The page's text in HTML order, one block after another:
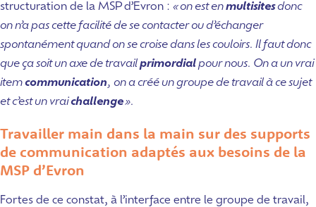
structuration de la MSP d’Evron : « on est enmultisitesdonc
on n’a pas cette facilité de se contacter ou d’échanger
spontanément quand on se croise dans les couloirs. Il faut donc
que ça soit un axe de travailprimordialpour nous. On a un vrai
itemcommunication, on a créé un groupe de travail à ce sujet
et c’est un vraichallenge».
Travailler main dans la main sur des supports
de communication adaptés aux besoins de la
MSP d’Evron
Fortes de ce constat, à l’interface entre le groupe de travail,